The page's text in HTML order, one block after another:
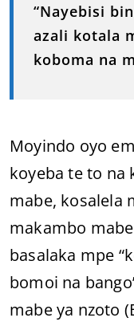
“Nayebisi
azali kotala
koboma na
Moyindo oyo
koyeba te to na
mabe, kosalela
makambo
basalaka mpe
bomoi na
mabe ya nzoto